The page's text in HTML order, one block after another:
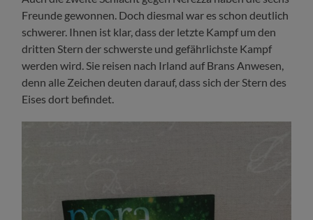
Freunde gewonnen. Doch diesmal war es schon deutlich
schwerer. Ihnen ist klar, dass der letzte Kampf um den
dritten Stern der schwerste und gefährlichste Kampf
werden wird. Sie reisen nach Irland auf Brans Anwesen,
denn alle Zeichen deuten darauf, dass sich der Stern des
Eises dort befindet.